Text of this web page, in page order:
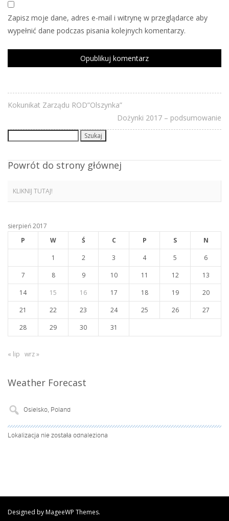
Zapisz moje dane, adres e-mail i witrynę w przeglądarce aby
wypełnić dane podczas pisania kolejnych komentarzy.
Kokunikat Zarządu ROD”Olszynka”
Dożynki 2017 – podsumowanie
Powrót do strony głównej
KLIKNIJ TUTAJ!
sierpień 2017
P
W Ś C P S
N
1
2 3 4 5
6
7
8 9 10 11 12
13
14
15 16 17 18 19
20
21
22 23 24 25 26
27
28
29 30 31
« lip wrz »
Weather Forecast
Lokalizacja nie została odnaleziona
Designed by MageeWP Themes.